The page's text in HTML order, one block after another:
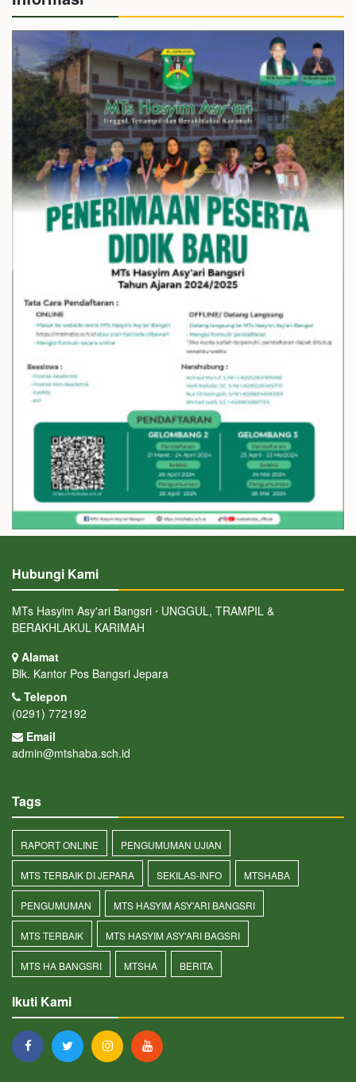
Hubungi Kami
MTs Hasyim Asy'ari Bangsri ⋅ UNGGUL, TRAMPIL &
BERAKHLAKUL KARIMAH
Alamat
Blk. Kantor Pos Bangsri Jepara
Telepon
(0291) 772192
Email
admin@mtshaba.sch.id
Tags
RAPORT ONLINE PENGUMUMAN UJIAN
MTS TERBAIK DI JEPARA SEKILAS-INFO MTSHABA
PENGUMUMAN MTS HASYIM ASY'ARI BANGSRI
MTS TERBAIK MTS HASYIM ASY'ARI BAGSRI
MTS HA BANGSRI MTSHA BERITA
Ikuti Kami